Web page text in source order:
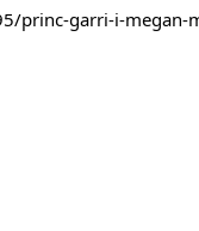
princ-garri-i-megan-